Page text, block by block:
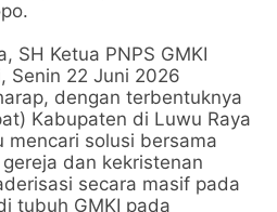
SH Ketua PNPS GMKI
Senin 22 Juni 2026
dengan terbentuknya
Kabupaten di Luwu Raya
mencari solusi bersama
dan kekristenan
secara masif pada
tubuh GMKI pada